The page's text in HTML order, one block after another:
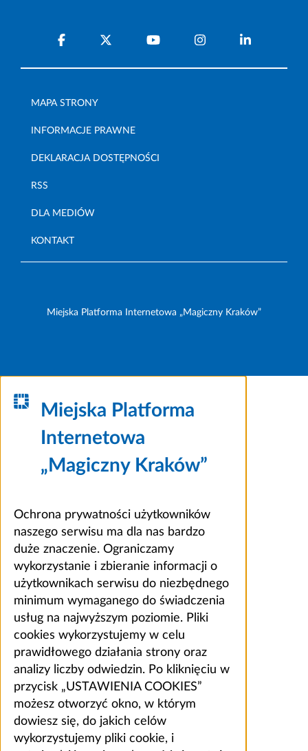
MAPA STRONY
INFORMACJE PRAWNE
DEKLARACJA DOSTĘPNOŚCI
RSS
DLA MEDIÓW
KONTAKT
Miejska Platforma Internetowa „Magiczny Kraków”
Miejska Platforma
Internetowa
„Magiczny Kraków”
Ochrona prywatności użytkowników
naszego serwisu ma dla nas bardzo
duże znaczenie. Ograniczamy
wykorzystanie i zbieranie informacji o
użytkownikach serwisu do niezbędnego
minimum wymaganego do świadczenia
usług na najwyższym poziomie. Pliki
cookies wykorzystujemy w celu
prawidłowego działania strony oraz
analizy liczby odwiedzin. Po kliknięciu w
przycisk „USTAWIENIA COOKIES”
możesz otworzyć okno, w którym
dowiesz się, do jakich celów
wykorzystujemy pliki cookie, i